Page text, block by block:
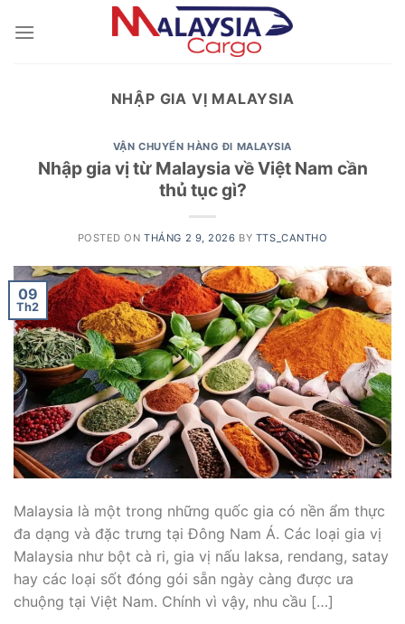
NHẬP GIA VỊ MALAYSIA
VẬN CHUYỂN HÀNG ĐI MALAYSIA
Nhập gia vị từ Malaysia về Việt Nam cần
thủ tục gì?
POSTED ONTHÁNG 2 9, 2026 BY TTS_CANTHO
09
Th2
Malaysia là một trong những quốc gia có nền ẩm thực
đa dạng và đặc trưng tại Đông Nam Á. Các loại gia vị
Malaysia như bột cà ri, gia vị nấu laksa, rendang, satay
hay các loại sốt đóng gói sẵn ngày càng được ưa
chuộng tại Việt Nam. Chính vì vậy, nhu cầu […]